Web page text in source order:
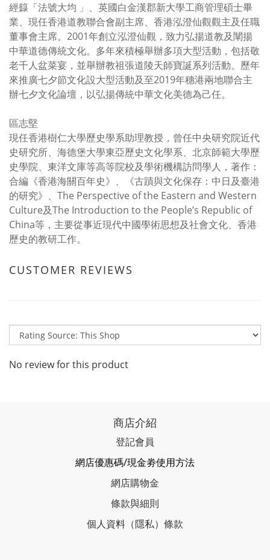
經籙「法號大均 」、英國白金漢郡新大學工商管理碩士畢
業、現任香港道教聯合會副主席、香港泓澄仙觀觀主及任職
董事會主席。2001年創立泓澄仙觀，致力弘揚道教及闡揚
中華道德傳統文化。多年來積極舉辦多項大型活動，包括敬
老千人盆菜宴，並舉辦教祖張道陵天師寶誕系列活動。歷年
來推廣七夕節文化設大型活動及至2019年穗港兩地聯合主
辦七夕文化論壇，以弘揚傳統中華文化美德為己任。
區志堅
現任香港樹仁大學歷史學系助理教授，曾任中央研究院近代
史研究所、海德堡大學東亞歷史文化學系、北京師範大學歷
史學院、東洋文庫等高等院校及學術機構訪問學人，著作：
合編《香港海關百年史》、《古蹟與文化保存：中日及臺港
的研究》、The Perspective of the Eastern and Western
Culture及The Introduction to the People’s Republic of
China等，主要從事近現代中國學術思想及社會文化、香港
歷史的教研工作。
CUSTOMER REVIEWS
No review for this product
商店介紹
登記會員
網店優惠碼/現金劵使用方法
網店購物金
條款與細則
個人資料（隱私）條款